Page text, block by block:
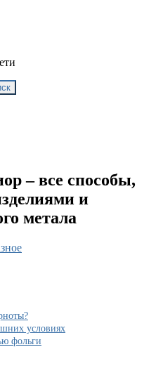
– все способы,
и
метала
условиях
фольги